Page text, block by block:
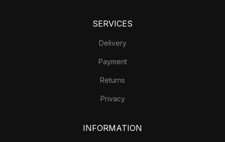
SERVICES
Delivery
Payment
Returns
Privacy
INFORMATION